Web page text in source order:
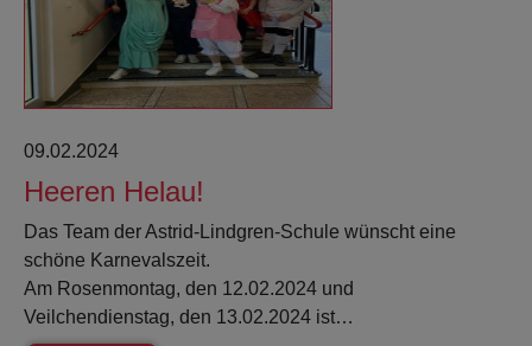
09.02.2024
Heeren Helau!
Das Team der Astrid-Lindgren-Schule wünscht eine
schöne Karnevalszeit.
Am Rosenmontag, den 12.02.2024 und
Veilchendienstag, den 13.02.2024 ist…